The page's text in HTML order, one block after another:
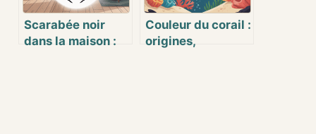
Scarabée noir
dans la maison :
Couleur du corail :
origines,